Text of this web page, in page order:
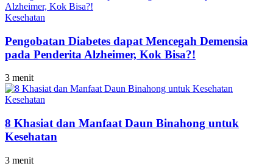
Kesehatan
Pengobatan Diabetes dapat Mencegah Demensia
pada Penderita Alzheimer, Kok Bisa?!
3 menit
Kesehatan
8 Khasiat dan Manfaat Daun Binahong untuk
Kesehatan
3 menit